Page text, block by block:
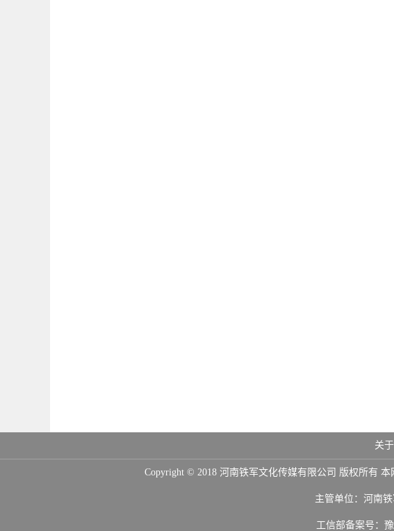
关
Copyright © 2018 河南铁军文化传媒有限公司 版权所有
主管单位：河南
工信部备案号：